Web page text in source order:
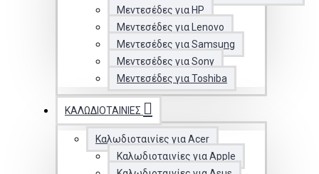
Μεντεσέδες για HP
Μεντεσέδες για Lenovo
Μεντεσέδες για Samsung
Μεντεσέδες για Sony
Μεντεσέδες για Toshiba
ΚΑΛΩΔΙΟΤΑΙΝΊΕΣ
Καλωδιοταινίες για Acer
Καλωδιοταινίες για Apple